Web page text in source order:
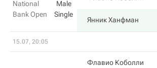
National
Bank Open
Male
Single
Янник Ханфман
15.07, 20:05
Флавио Коболли